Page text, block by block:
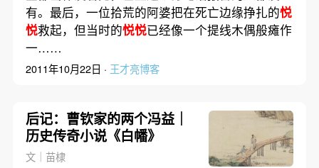
有。最后，一位拾荒的阿婆把在死亡边缘挣扎的悦
悦救起，但当时的悦悦已经像一个提线木偶般瘫作
一……
2011年10月22日 · 王才亮博客
后记：曹钦家的两个冯益｜
历史传奇小说《白幡》
文｜苗棣